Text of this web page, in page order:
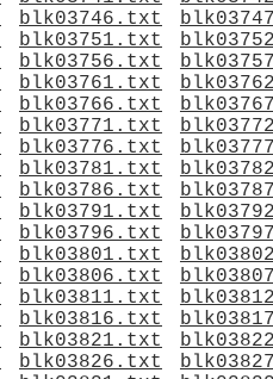
blk03746.txt
blk03751.txt
blk03756.txt
blk03761.txt
blk03766.txt
blk03771.txt
blk03776.txt
blk03781.txt
blk03786.txt
blk03791.txt
blk03796.txt
blk03801.txt
blk03806.txt
blk03811.txt
blk03816.txt
blk03821.txt
blk03826.txt